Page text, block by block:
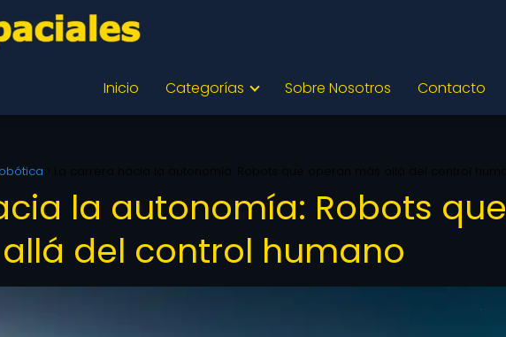
Inicio Categorías Sobre Nosotros Contacto
la autonomía: Robots que
del control humano